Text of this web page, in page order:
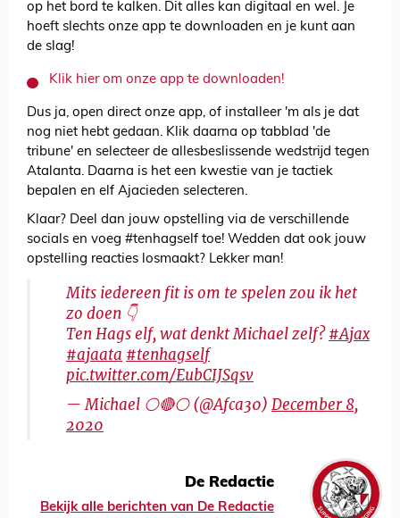
op het bord te kalken. Dit alles kan digitaal en wel. Je
hoeft slechts onze app te downloaden en je kunt aan
de slag!
Klik hier om onze app te downloaden!
Dus ja, open direct onze app, of installeer 'm als je dat
nog niet hebt gedaan. Klik daarna op tabblad 'de
tribune' en selecteer de allesbeslissende wedstrijd tegen
Atalanta. Daarna is het een kwestie van je tactiek
bepalen en elf Ajacieden selecteren.
Klaar? Deel dan jouw opstelling via de verschillende
socials en voeg #tenhagself toe! Wedden dat ook jouw
opstelling reacties losmaakt? Lekker man!
Mits iedereen fit is om te spelen zou ik het
zo doen 👇
Ten Hags elf, wat denkt Michael zelf?#Ajax
#ajaata #tenhagself
pic.twitter.com/EubCIJSqsv
— Michael ⚪🔴⚪ (@Afca30) December 8,
2020
De Redactie
Bekijk alle berichten van De Redactie